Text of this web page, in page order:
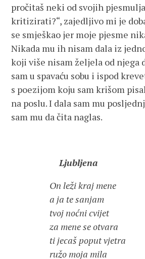
pročitaš neki od svojih
kritizirati?“, zajedljivo mi je
se smješkao jer moje pjesme
Nikada mu ih nisam dala iz
koji više nisam željela od njega
sam u spavaću sobu i ispod
s poezijom koju sam krišom
na poslu. I dala sam mu
sam mu da čita naglas.
Ljubljena
On leži kraj mene
a ja te sanjam
tvoj noćni cvijet
za mene se otvara
ti jecaš poput vjetra
ružo moja mila